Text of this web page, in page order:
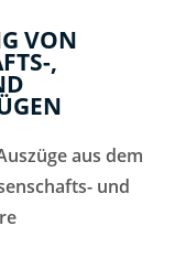
VON
,
aus dem
und